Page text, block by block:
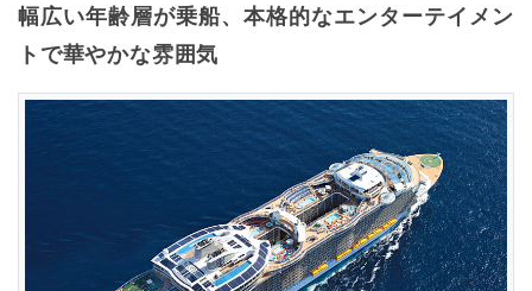
幅広い年齢層が乗船、本格的なエンターテイメン
トで華やかな雰囲気